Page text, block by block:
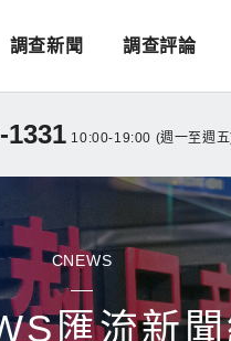
調查新聞 調查評論
1331 10:00-19:00 (週一至週
CNEWS
匯流新